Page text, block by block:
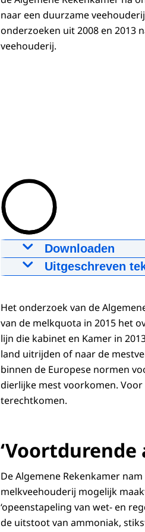
naar een duurzame
onderzoeken uit 2008 en 2013
veehouderij.
Downloaden
Aanpak
20-06-2019 01:34 mp4
Download
Audiobeschrijving
mp3 2,2 MB
Download
Uitgeschreven
Eerdere beperkingen,
Vooruitlopend daarop
Meer koeien betekent
Te veel fosfaat is
Daarom is er een
Om te voorkomen dat
verschillende
Daarom moet het
Jaar na jaar worden de
Totdat in 2018 toch
De Algemene
lossen.
Het onderzoek van de
van de melkquota in 2015 het
lijn die kabinet en Kamer in
land uitrijden of naar de
binnen de Europese normen
dierlijke mest voorkomen.
terechtkomen.
‘Voortdurende
De Algemene Rekenkamer
melkveehouderij mogelijk
‘opeenstapeling van wet- en
de uitstoot van ammoniak,